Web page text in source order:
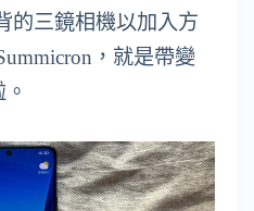
的三鏡相機以加入方
，就是帶變